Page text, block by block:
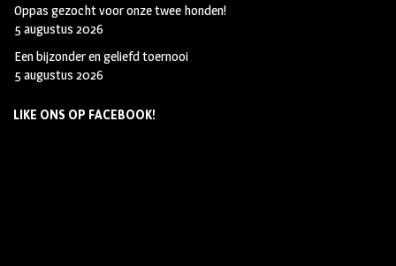
Oppas gezocht voor onze twee honden!
5 augustus 2026
Een bijzonder en geliefd toernooi
5 augustus 2026
LIKE ONS OP FACEBOOK!